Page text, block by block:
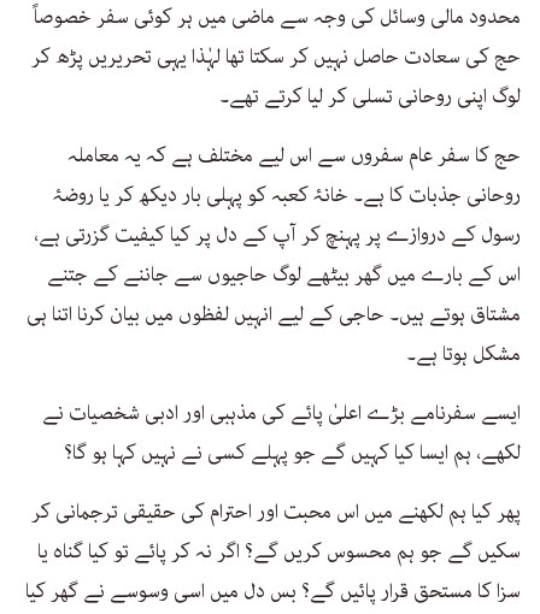
محدود مالی وسائل کی وجہ سے ماضی میں ہر کوئی سفر خصوصاً
حج کی سعادت حاصل نہیں کر سکتا تھا لہٰذا یہی تحریریں پڑھ کر
لوگ اپنی روحانی تسلی کر لیا کرتے تھے۔
حج کا سفر عام سفروں سے اس لیے مختلف ہے کہ یہ معاملہ
روحانی جذبات کا ہے۔ خانۂ کعبہ کو پہلی بار دیکھ کر یا روضۂ
رسول کے دروازے پر پہنچ کر آپ کے دل پر کیا کیفیت گزرتی ہے،
اس کے بارے میں گھر بیٹھے لوگ حاجیوں سے جاننے کے جتنے
مشتاق ہوتے ہیں۔ حاجی کے لیے انہیں لفظوں میں بیان کرنا اتنا ہی
مشکل ہوتا ہے۔
ایسے سفرنامے بڑے اعلیٰ پائے کی مذہبی اور ادبی شخصیات نے
لکھے، ہم ایسا کیا کہیں گے جو پہلے کسی نے نہیں کہا ہو گا؟
پھر کیا ہم لکھنے میں اس محبت اور احترام کی حقیقی ترجمانی کر
سکیں گے جو ہم محسوس کریں گے؟ اگر نہ کر پائے تو کیا گناہ یا
سزا کا مستحق قرار پائیں گے؟ بس دل میں اسی وسوسے نے گھر کیا